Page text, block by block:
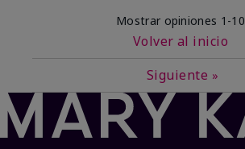
Mostrar opiniones 1-10
Volver al inicio
Siguiente »